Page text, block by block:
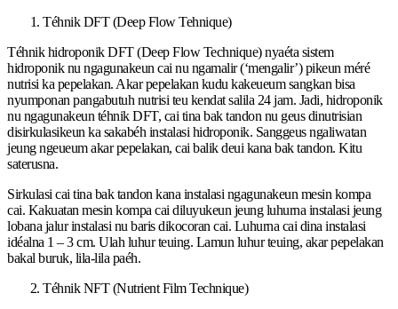
Téhnik DFT (Deep Flow Tehnique)
Téhnik hidroponik DFT (Deep Flow Technique) nyaéta sistem
hidroponik nu ngagunakeun cai nu ngamalir (‘mengalir’) pikeun méré
nutrisi ka pepelakan. Akar pepelakan kudu kakeueum sangkan bisa
nyumponan pangabutuh nutrisi teu kendat salila 24 jam. Jadi, hidroponik
nu ngagunakeun téhnik DFT, cai tina bak tandon nu geus dinutrisian
disirkulasikeun ka sakabéh instalasi hidroponik. Sanggeus ngaliwatan
jeung ngeueum akar pepelakan, cai balik deui kana bak tandon. Kitu
saterusna.
Sirkulasi cai tina bak tandon kana instalasi ngagunakeun mesin kompa
cai. Kakuatan mesin kompa cai diluyukeun jeung luhurna instalasi jeung
lobana jalur instalasi nu baris dikocoran cai. Luhurna cai dina instalasi
idéalna 1 – 3 cm. Ulah luhur teuing. Lamun luhur teuing, akar pepelakan
bakal buruk, lila-lila paéh.
Téhnik NFT (Nutrient Film Technique)